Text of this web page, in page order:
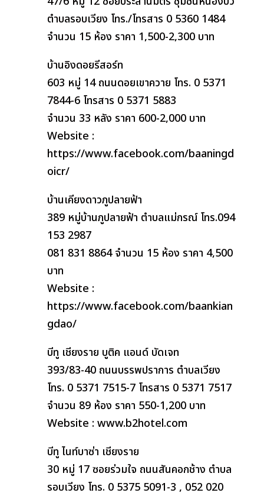
ตำบลรอบเวียง โทร./โทรสาร 0 5360 1484
จำนวน 15 ห้อง ราคา 1,500-2,300 บาท
บ้านอิงดอยรีสอร์ท
603 หมู่ 14 ถนนดอยเขาควาย โทร. 0 5371
7844-6 โทรสาร 0 5371 5883
จำนวน 33 หลัง ราคา 600-2,000 บาท
Website :
https://www.facebook.com/baaningd
oicr/
บ้านเคียงดาวภูปลายฟ้า
389 หมู่บ้านภูปลายฟ้า ตำบลแม่กรณ์ โทร.094
153 2987
081 831 8864 จำนวน 15 ห้อง ราคา 4,500
บาท
Website :
https://www.facebook.com/baankian
gdao/
บีทู เชียงราย บูติค แอนด์ บัดเจท
393/83-40 ถนนบรรพปราการ ตำบลเวียง
โทร. 0 5371 7515-7 โทรสาร 0 5371 7517
จำนวน 89 ห้อง ราคา 550-1,200 บาท
Website : www.b2hotel.com
บีทู ไนท์บาซ่า เชียงราย
30 หมู่ 17 ซอยร่วมใจ ถนนสันคอกช้าง ตำบล
รอบเวียง โทร. 0 5375 5091-3 , 052 020